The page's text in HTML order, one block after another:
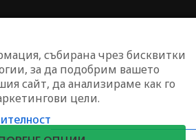
Недостиг на
ръка в сектора
КАПИТАНСКИ АВГУСТ 8, 2026
събирана чрез бисквитки
за да подобрим вашето
сайт, да анализираме как го
цели.
СЕ ЗА НАШИЯ БЮЛЕТИН